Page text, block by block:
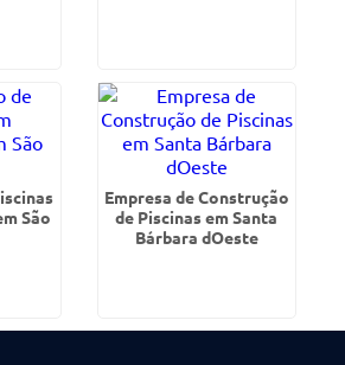
São
Empresa de Construção
de Piscinas em Santa
Bárbara dOeste